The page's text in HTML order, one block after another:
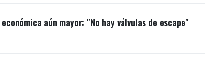
aún mayor: "No hay válvulas de escape"